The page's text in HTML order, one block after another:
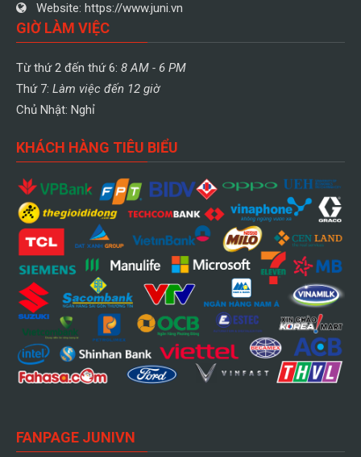
Website: https://www.juni.vn
GIỜ LÀM VIỆC
Từ thứ 2 đến thứ 6: 8 AM - 6 PM
Thứ 7: Làm việc đến 12 giờ
Chủ Nhật: Nghỉ
KHÁCH HÀNG TIÊU BIỂU
FANPAGE JUNIVN